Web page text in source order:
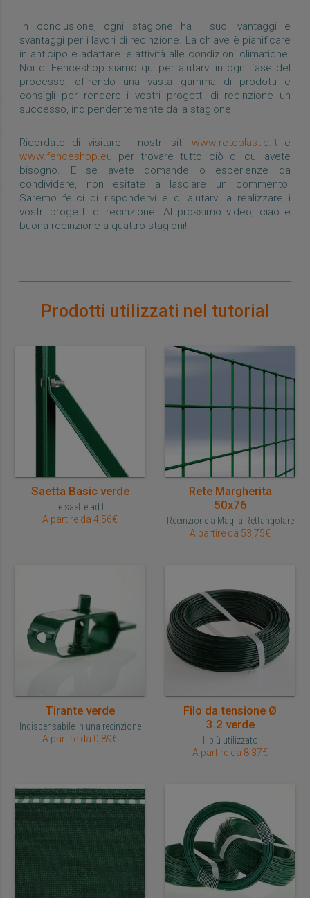
In conclusione, ogni stagione ha i suoi vantaggi e
svantaggi per i lavori di recinzione. La chiave è pianificare
in anticipo e adattare le attività alle condizioni climatiche.
Noi di Fenceshop siamo qui per aiutarvi in ogni fase del
processo, offrendo una vasta gamma di prodotti e
consigli per rendere i vostri progetti di recinzione un
successo, indipendentemente dalla stagione.
Ricordate di visitare i nostri siti www.reteplastic.ite
www.fenceshop.eu per trovare tutto ciò di cui avete
bisogno. E se avete domande o esperienze da
condividere, non esitate a lasciare un commento.
Saremo felici di rispondervi e di aiutarvi a realizzare i
vostri progetti di recinzione. Al prossimo video, ciao e
buona recinzione a quattro stagioni!
Prodotti utilizzati nel tutorial
Saetta Basic verde
Le saette ad L
A partire da 4,56€
Rete Margherita
50x76
Recinzione a Maglia Rettangolare
A partire da 53,75€
Tirante verde
Indispensabile in una recinzione
A partire da 0,89€
Filo da tensione Ø
3.2 verde
Il più utilizzato
A partire da 8,37€